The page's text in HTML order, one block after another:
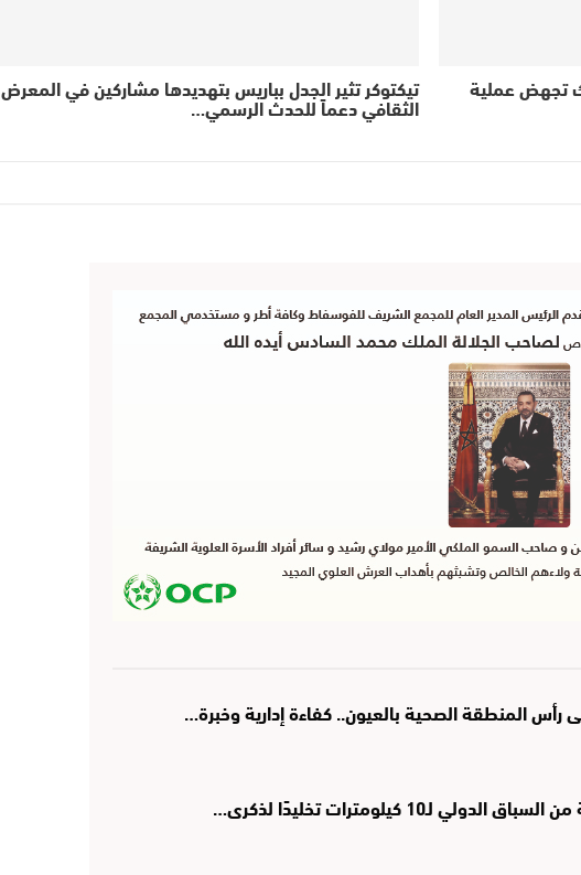
تجهض عملية تيكتوكر تثير الجدل بباريس بتهديدها مشاركين في المعرض
الثقافي دعماً للحدث الرسمي…
المنطقة الصحية بالعيون.. كفاءة إدارية وخبرة…
لـ10 كيلومترات تخليدًا لذكرى…